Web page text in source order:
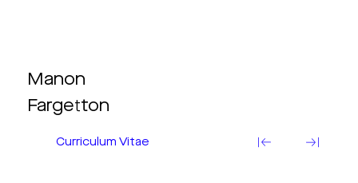
Curriculum Vitae
Manon
Fargetton